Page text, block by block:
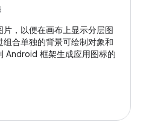
，以便在画布上显示分层图
组合单独的背景可绘制对象和
Android 框架生成应用图标的